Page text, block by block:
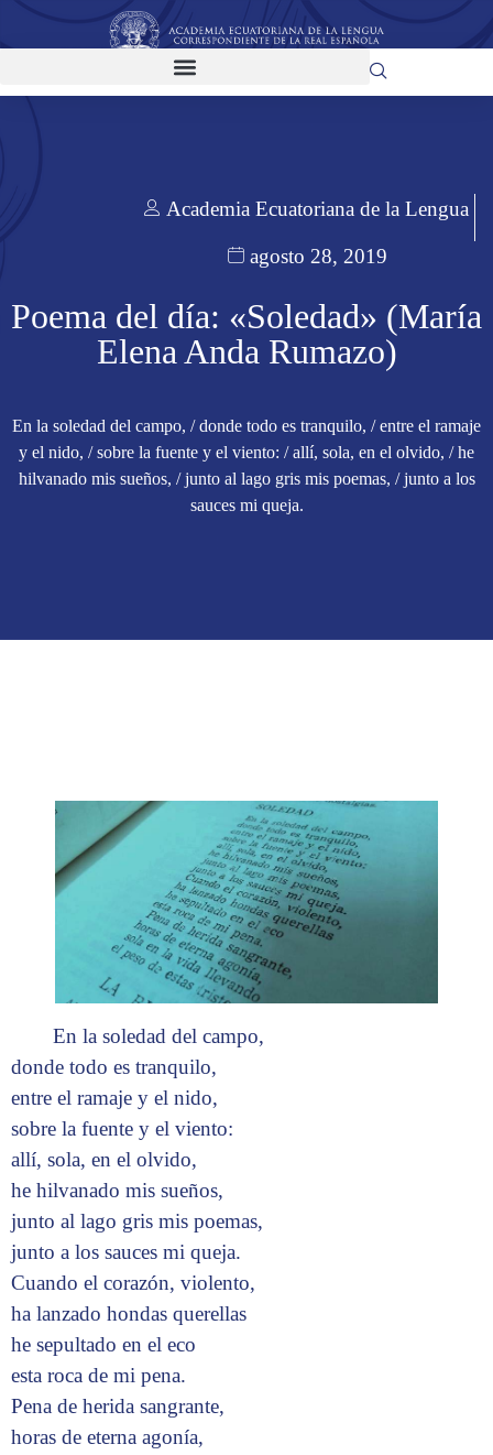
Academia Ecuatoriana de la Lengua
agosto 28, 2019
Poema del día: «Soledad» (María
Elena Anda Rumazo)
En la soledad del campo, / donde todo es tranquilo, / entre el ramaje
y el nido, / sobre la fuente y el viento: / allí, sola, en el olvido, / he
hilvanado mis sueños, / junto al lago gris mis poemas, / junto a los
sauces mi queja.
En la soledad del campo,
donde todo es tranquilo,
entre el ramaje y el nido,
sobre la fuente y el viento:
allí, sola, en el olvido,
he hilvanado mis sueños,
junto al lago gris mis poemas,
junto a los sauces mi queja.
Cuando el corazón, violento,
ha lanzado hondas querellas
he sepultado en el eco
esta roca de mi pena.
Pena de herida sangrante,
horas de eterna agonía,